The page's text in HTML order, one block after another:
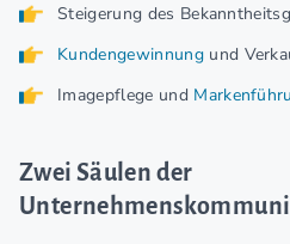
Steigerung des
Kundengewinnungund
Imagepflege und
Zwei Säulen der